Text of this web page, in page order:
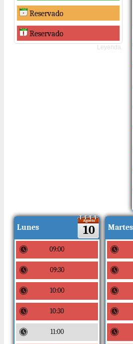
Reservado
Reservado
Leyenda.
Lunes
Agosto
10
09:00
09:30
10:00
10:30
11:00
Martes